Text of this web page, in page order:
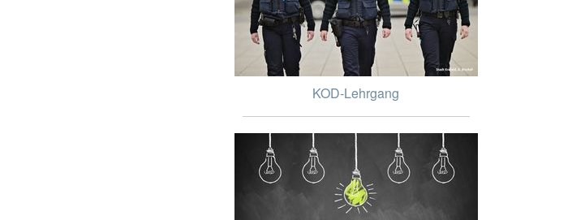
KOD-Lehrgang